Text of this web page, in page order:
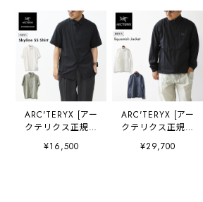
ARC'TERYX [アー
クテリクス正規代
理店] Skyline SS
Shirt Men's
¥16,500
ARC'TERYX [アー
クテリクス正規代
理店] Squamish
Jacket M
¥29,700